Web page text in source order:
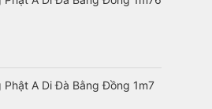
A Di Đà Bằng Đồng 1m7